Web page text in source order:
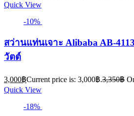
Quick View
-10%
สว่านแท่นเจาะ Alibaba AB-
วัตต์
3,000฿Current price is: 3,000฿.3,350฿
Quick View
-18%